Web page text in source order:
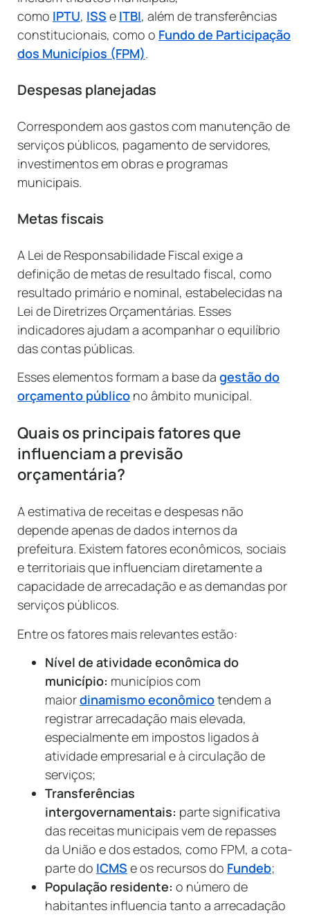
como IPTU, ISS e ITBI, além de transferências
constitucionais, como o Fundo de Participação
dos Municípios (FPM).
Despesas planejadas
Correspondem aos gastos com manutenção de
serviços públicos, pagamento de servidores,
investimentos em obras e programas
municipais.
Metas fiscais
A Lei de Responsabilidade Fiscal exige a
definição de metas de resultado fiscal, como
resultado primário e nominal, estabelecidas na
Lei de Diretrizes Orçamentárias. Esses
indicadores ajudam a acompanhar o equilíbrio
das contas públicas.
Esses elementos formam a base da gestão do
orçamento público no âmbito municipal.
Quais os principais fatores que
influenciam a previsão
orçamentária?
A estimativa de receitas e despesas não
depende apenas de dados internos da
prefeitura. Existem fatores econômicos, sociais
e territoriais que influenciam diretamente a
capacidade de arrecadação e as demandas por
serviços públicos.
Entre os fatores mais relevantes estão:
Nível de atividade econômica do
município: municípios com
maiordinamismo econômicotendem a
registrar arrecadação mais elevada,
especialmente em impostos ligados à
atividade empresarial e à circulação de
serviços;
Transferências
intergovernamentais: parte significativa
das receitas municipais vem de repasses
da União e dos estados, como FPM, a cota-
parte do ICMS e os recursos do Fundeb;
População residente: o número de
habitantes influencia tanto a arrecadação